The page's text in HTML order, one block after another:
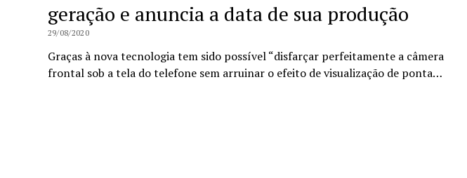
geração e anuncia a data de sua produção
29/08/2020
Graças à nova tecnologia tem sido possível “disfarçar perfeitamente a câmera
frontal sob a tela do telefone sem arruinar o efeito de visualização de ponta…